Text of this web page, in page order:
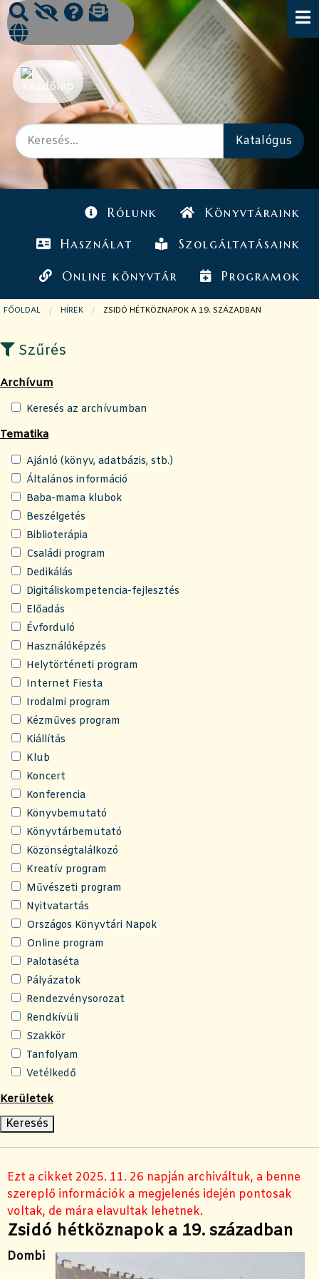
Rólunk Könyvtáraink
Használat Szolgáltatásaink
Online könyvtár Programok
FŐOLDAL HÍREK JELENLEGI OLDAL:
ZSIDÓ HÉTKÖZNAPOK A 19. SZÁZADBAN
Szűrés
Archívum
Keresés az archívumban
Tematika
Ajánló (könyv, adatbázis, stb.)
Általános információ
Baba-mama klubok
Beszélgetés
Biblioterápia
Családi program
Dedikálás
Digitáliskompetencia-fejlesztés
Előadás
Évforduló
Használóképzés
Helytörténeti program
Internet Fiesta
Irodalmi program
Kézműves program
Kiállítás
Klub
Koncert
Konferencia
Könyvbemutató
Könyvtárbemutató
Közönségtalálkozó
Kreatív program
Művészeti program
Nyitvatartás
Országos Könyvtári Napok
Online program
Palotaséta
Pályázatok
Rendezvénysorozat
Rendkívüli
Szakkör
Tanfolyam
Vetélkedő
Kerületek
Ezt a cikket 2025. 11. 26 napján archiváltuk, a benne
szereplő információk a megjelenés idején pontosak
voltak, de mára elavultak lehetnek.
Zsidó hétköznapok a 19. században
Dombi